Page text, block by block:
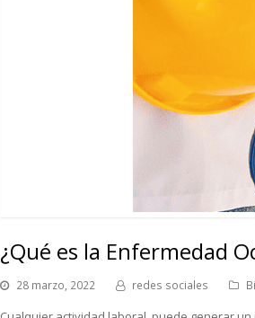
¿Qué es la Enfermedad
28 marzo, 2022 redes sociales